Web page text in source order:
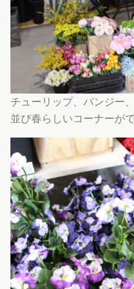
チューリップ、パンジー
並び春らしいコーナーが